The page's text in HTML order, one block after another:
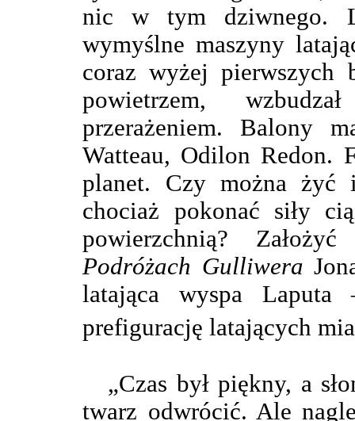
nic w tym dziwnego.
wymyślne maszyny
coraz wyżej pierwszych
powietrzem,
przerażeniem. Balony
Watteau, Odilon Redon.
planet. Czy można
chociaż pokonać siły
powierzchnią?
Podróżach Gulliwera
latająca wyspa
prefigurację latających
„Czas był piękny, a
twarz odwrócić. Ale